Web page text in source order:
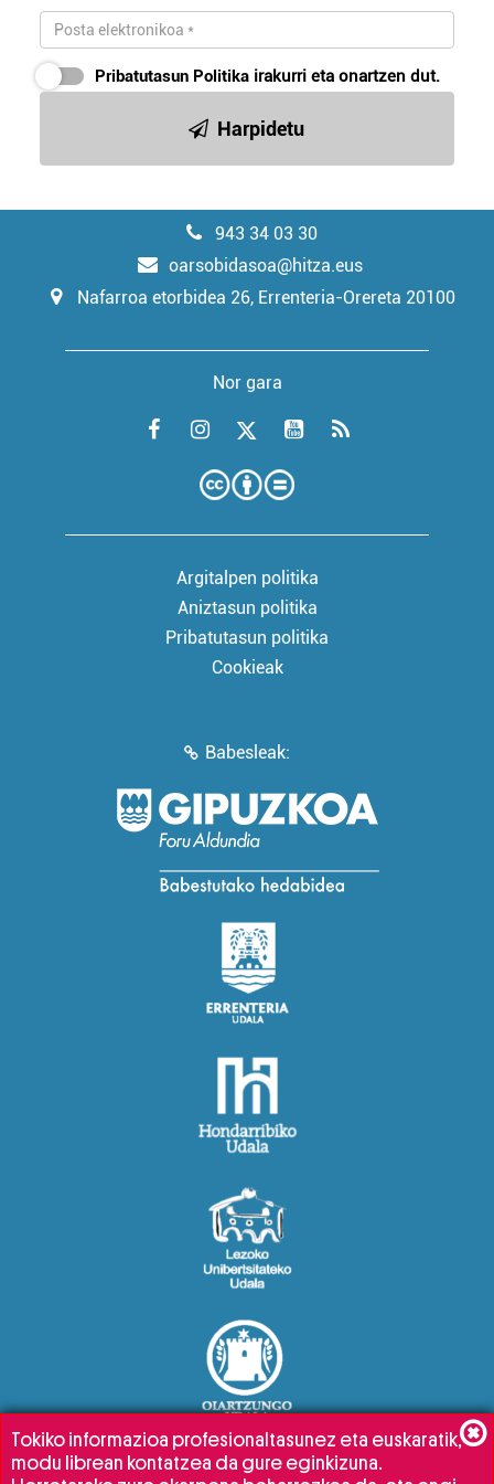
Pribatutasun Politika irakurri eta onartzen dut.
Harpidetu
943 34 03 30
oarsobidasoa@hitza.eus
Nafarroa etorbidea 26, Errenteria-Orereta 20100
Nor gara
Argitalpen politika
Aniztasun politika
Pribatutasun politika
Cookieak
Babesleak:
Tokiko informazioa profesionaltasunez eta euskaratik,
modu librean kontatzea da gure eginkizuna.